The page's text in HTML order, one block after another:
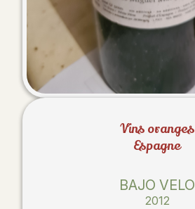
Vins oranges
Espagne
BAJO VELO
2012